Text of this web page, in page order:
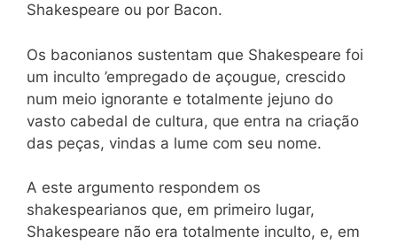
Shakespeare ou por Bacon.
Os baconianos sustentam que Shakespeare foi
um inculto ’empregado de açougue, crescido
num meio ignorante e totalmente jejuno do
vasto cabedal de cultura, que entra na criação
das peças, vindas a lume com seu nome.
A este argumento respondem os
shakespearianos que, em primeiro lugar,
Shakespeare não era totalmente inculto, e, em